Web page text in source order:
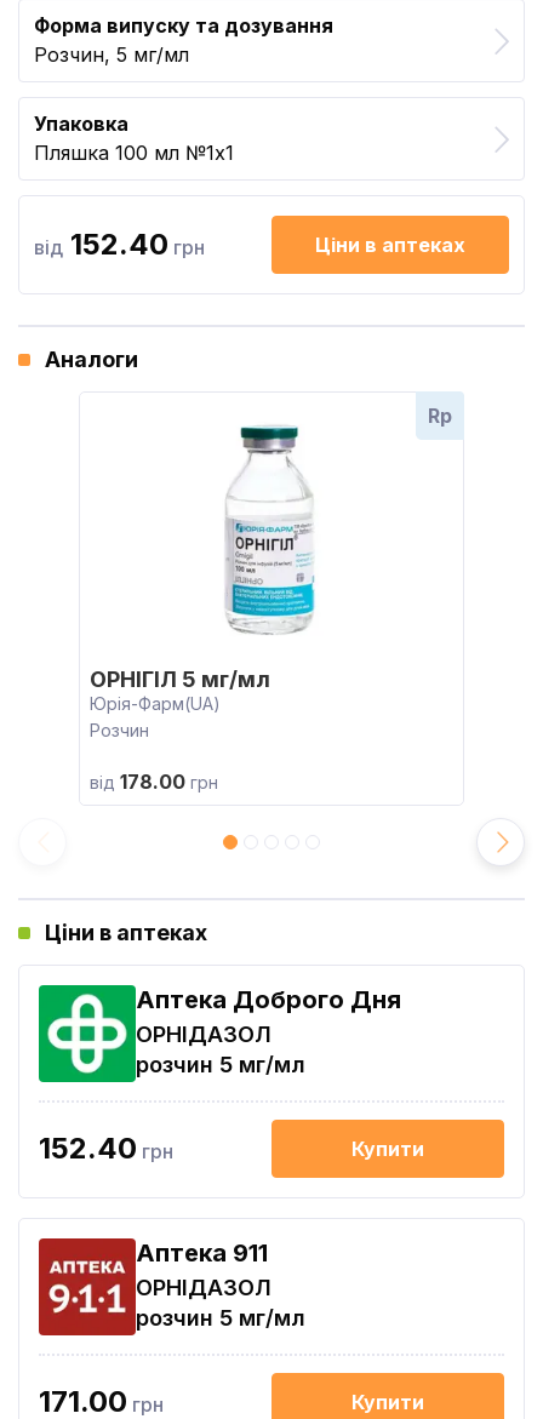
Форма випуску та дозування
Розчин, 5 мг/мл
Упаковка
Пляшка 100 мл №1x1
від 152.40 грн Ціни в аптеках
Аналоги
Rp
ОРНІГІЛ 5 мг/мл
Юрія-Фарм(UA)
Розчин
від 178.00 грн
Ціни в аптеках
Аптека Доброго Дня
ОРНІДАЗОЛ
розчин 5 мг/мл
152.40 грн Купити
Aптека 911
ОРНІДАЗОЛ
розчин 5 мг/мл
171.00 грн Купити